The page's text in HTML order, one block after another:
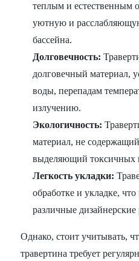
теплым и естественным
уютную и
бассейна.
Долговечность:
долговечный материал,
воды, перепадам
излучению.
Экологичность:
материал, не
выделяющий токсичных
Легкость укладки:
обработке и укладке, что
различные
Однако, стоит учитывать,
травертина требует